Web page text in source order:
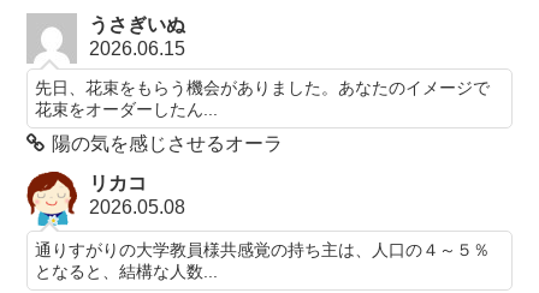
うさぎいぬ
2026.06.15
先日、花束をもらう機会がありました。あなたのイメージで
花束をオーダーしたん...
陽の気を感じさせるオーラ
リカコ
2026.05.08
通りすがりの大学教員様共感覚の持ち主は、人口の４～５％
となると、結構な人数...